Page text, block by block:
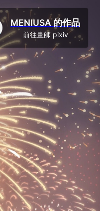
MENIUSA 的作品
前往畫師 pixiv